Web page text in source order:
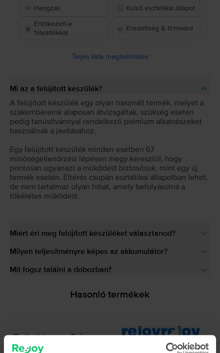
Hangzás
Külső esztétikai állapot
Érintkezett-e
folyadékkal
Eredetiség & firmware
Teljes lista megtekintése
Mi az a felújított készülék?
A felújított készülék egy olyan használt termék, melyet a
szakembereink alaposan átvizsgáltak, szükség esetén
pedig tanúsítvánnyal rendelkező prémium alkatrészeket
használnak a javításához.
Egy felújított készülék minden esetben 67
minőségellenőrzési lépésen megy keresztül, hogy
pontosan ugyanazt a működést biztosítsuk, mint egy új
termék esetén. Eltérés csupán esztétikai állapotban lehet,
de nem tartalmaz olyan hibát, amely befolyásolná a
tökéletes működést.
Miért éri meg felújított készüléket választanod?
Milyen teljesítményre képes az akkumulátor?
Mit fogsz találni a dobozban?
Hasonló termékek